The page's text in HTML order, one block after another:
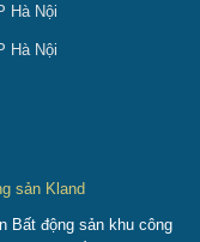
Hà Nội
Hà Nội
sản Kland
Bất động sản khu công